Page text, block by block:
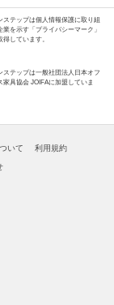
ステップは個人情報保護に取り組
業を示す「プライバシーマーク」
得しています。
ステップは一般社団法人日本オフ
家具協会 JOIFAに加盟していま
いて 利用規約